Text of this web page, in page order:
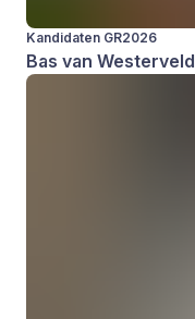
Kandidaten GR2026
Bas van Westerveld